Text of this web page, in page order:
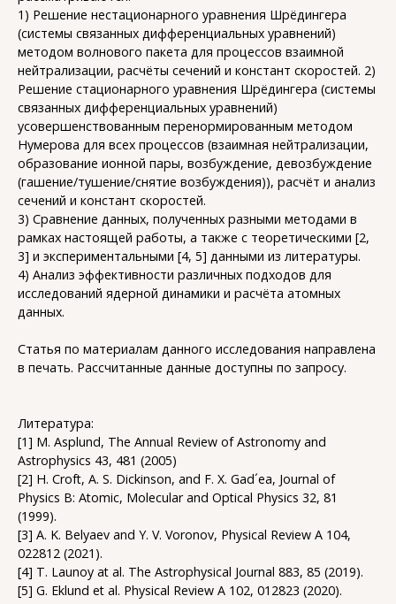
1) Решение нестационарного уравнения Шрёдингера
(системы связанных дифференциальных уравнений)
методом волнового пакета для процессов взаимной
нейтрализации, расчёты сечений и констант скоростей. 2)
Решение стационарного уравнения Шрёдингера (системы
связанных дифференциальных уравнений)
усовершенствованным перенормированным методом
Нумерова для всех процессов (взаимная нейтрализации,
образование ионной пары, возбуждение, девозбуждение
(гашение/тушение/снятие возбуждения)), расчёт и анализ
сечений и констант скоростей.
3) Сравнение данных, полученных разными методами в
рамках настоящей работы, а также с теоретическими [2,
3] и экспериментальными [4, 5] данными из литературы.
4) Анализ эффективности различных подходов для
исследований ядерной динамики и расчёта атомных
данных.
Статья по материалам данного исследования направлена
в печать. Рассчитанные данные доступны по запросу.
Литература:
[1] M. Asplund, The Annual Review of Astronomy and
Astrophysics 43, 481 (2005)
[2] H. Croft, A. S. Dickinson, and F. X. Gad´ea, Journal of
Physics B: Atomic, Molecular and Optical Physics 32, 81
(1999).
[3] A. K. Belyaev and Y. V. Voronov, Physical Review A 104,
022812 (2021).
[4] T. Launoy at al. The Astrophysical Journal 883, 85 (2019).
[5] G. Eklund et al. Physical Review A 102, 012823 (2020).